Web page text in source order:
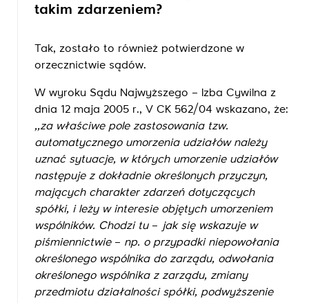
takim zdarzeniem?
Tak, zostało to również potwierdzone w
orzecznictwie sądów.
W wyroku Sądu Najwyższego – Izba Cywilna z
dnia 12 maja 2005 r., V CK 562/04 wskazano, że:
,,za właściwe pole zastosowania tzw.
automatycznego umorzenia udziałów należy
uznać sytuacje, w których umorzenie udziałów
następuje z dokładnie określonych przyczyn,
mających charakter zdarzeń dotyczących
spółki, i leży w interesie objętych umorzeniem
wspólników. Chodzi tu – jak się wskazuje w
piśmiennictwie – np. o przypadki niepowołania
określonego wspólnika do zarządu, odwołania
określonego wspólnika z zarządu, zmiany
przedmiotu działalności spółki, podwyższenie